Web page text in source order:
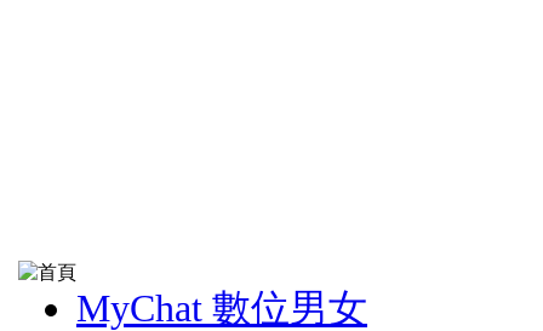
MyChat 數位男女